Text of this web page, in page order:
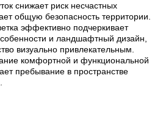
снижает риск несчастных
общую безопасность территории.
эффективно подчеркивает
и ландшафтный дизайн,
визуально привлекательным.
комфортной и функциональной
пребывание в пространстве